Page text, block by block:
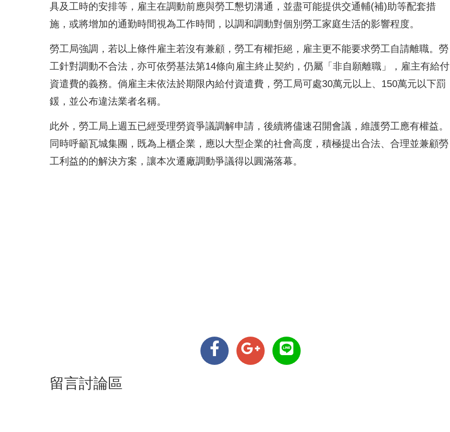
具及工時的安排等，雇主在調動前應與勞工懇切溝通，並盡可能提供交通輔(補)助等配套措
施，或將增加的通勤時間視為工作時間，以調和調動對個別勞工家庭生活的影響程度。
勞工局強調，若以上條件雇主若沒有兼顧，勞工有權拒絕，雇主更不能要求勞工自請離職。勞
工針對調動不合法，亦可依勞基法第14條向雇主終止契約，仍屬「非自願離職」，雇主有給付
資遣費的義務。倘雇主未依法於期限內給付資遣費，勞工局可處30萬元以上、150萬元以下罰
鍰，並公布違法業者名稱。
此外，勞工局上週五已經受理勞資爭議調解申請，後續將儘速召開會議，維護勞工應有權益。
同時呼籲瓦城集團，既為上櫃企業，應以大型企業的社會高度，積極提出合法、合理並兼顧勞
工利益的的解決方案，讓本次遷廠調動爭議得以圓滿落幕。
留言討論區